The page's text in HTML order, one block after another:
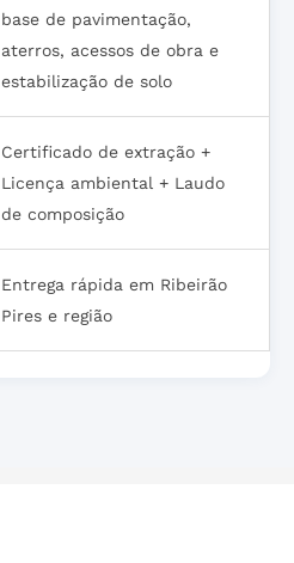
base de pavimentação,
aterros, acessos de obra e
estabilização de solo
Certificado de extração +
Licença ambiental + Laudo
de composição
Entrega rápida em Ribeirão
Pires e região